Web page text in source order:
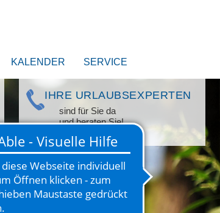
KALENDER SERVICE
IHRE URLAUBSEXPERTEN
sind für Sie da
und beraten Sie!